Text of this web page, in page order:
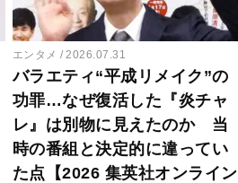
エンタメ 2026.07.31
バラエティ“平成リメイク”の
功罪…なぜ復活した『炎チャ
レ』は別物に見えたのか 当
時の番組と決定的に違ってい
た点【2026 集英社オンライン